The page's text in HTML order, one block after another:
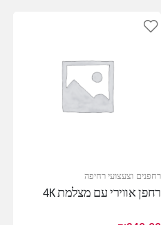
רחפנים וצעצועי רחיפה
רחפן אווירי עם מצלמת 4K